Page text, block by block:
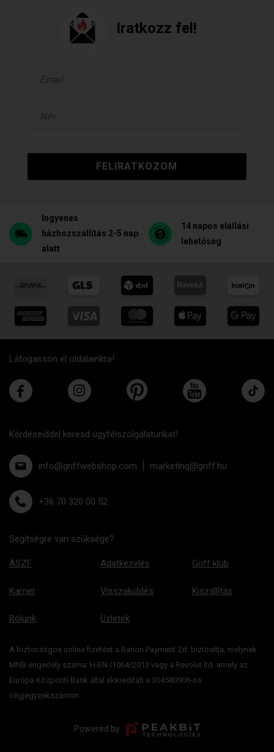
Iratkozz fel!
FELIRATKOZOM
Ingyenes
házhozszállítás 2-5 nap
alatt
14 napos elállási
lehetőség
Látogasson el oldalainkra!
Kérdéseiddel keresd ügyfélszolgálatunkat!
info@griffwebshop.com marketing@griff.hu
+36 70 320 00 52
Segítségre van szüksége?
ÁSZF
Karrier
Rólunk
Adatkezelés
Visszaküldés
Üzletek
Griff klub
Kiszállítás
A biztonságos online fizetést a Barion Payment Zrt. biztosítja, melynek
MNB engedély száma: H-EN-I1064/2013 vagy a Revolut ltd. amely az
Európa Központi Bank által akkreditált a 304580906-os
cégjegyzékszámon.
Powered by